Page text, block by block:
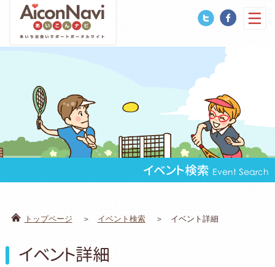
イベント検索 Event Search
トップページ イベント検索 イベント詳細
イベント詳細